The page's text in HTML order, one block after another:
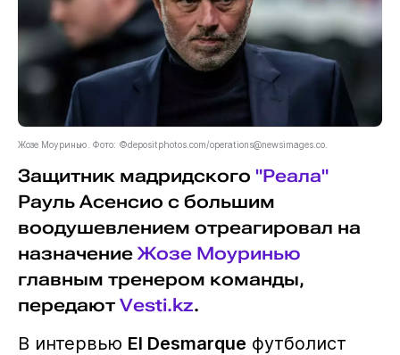
Жозе Моуринью. Фото: ©depositphotos.com/operations@newsimages.co.
Защитник мадридского "Реала"
Рауль Асенсио с большим
воодушевлением отреагировал на
назначениеЖозе Моуринью
главным тренером команды,
передают Vesti.kz.
В интервью El Desmarque футболист